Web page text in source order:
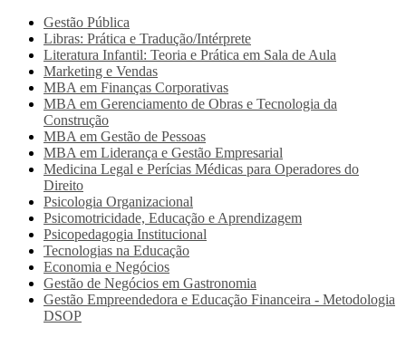
Gestão Pública
Libras: Prática e Tradução/Intérprete
Literatura Infantil: Teoria e Prática em Sala de Aula
Marketing e Vendas
MBA em Finanças Corporativas
MBA em Gerenciamento de Obras e Tecnologia da
Construção
MBA em Gestão de Pessoas
MBA em Liderança e Gestão Empresarial
Medicina Legal e Perícias Médicas para Operadores do
Direito
Psicologia Organizacional
Psicomotricidade, Educação e Aprendizagem
Psicopedagogia Institucional
Tecnologias na Educação
Economia e Negócios
Gestão de Negócios em Gastronomia
Gestão Empreendedora e Educação Financeira - Metodologia
DSOP